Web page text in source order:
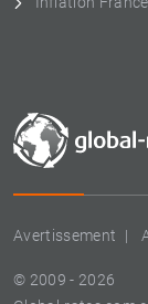
Avertissement
© 2009 - 2026